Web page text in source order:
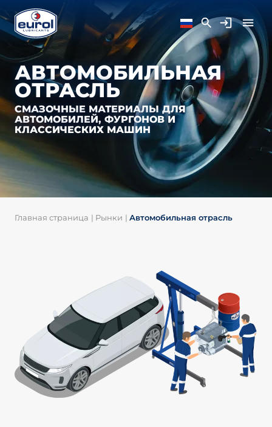
АВТОМОБИЛЬНАЯ
ОТРАСЛЬ
СМАЗОЧНЫЕ МАТЕРИАЛЫ ДЛЯ
АВТОМОБИЛЕЙ, ФУРГОНОВ И
КЛАССИЧЕСКИХ МАШИН
Главная страница | Рынки | Автомобильная отрасль